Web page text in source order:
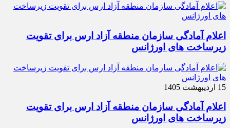
اعلام آمادگی سازمان منطقه آزاد ارس برای تقویت
زیرساخت‌ های اورژانس
15 اردیبهشت 1405
اعلام آمادگی سازمان منطقه آزاد ارس برای تقویت
زیرساخت‌ های اورژانس